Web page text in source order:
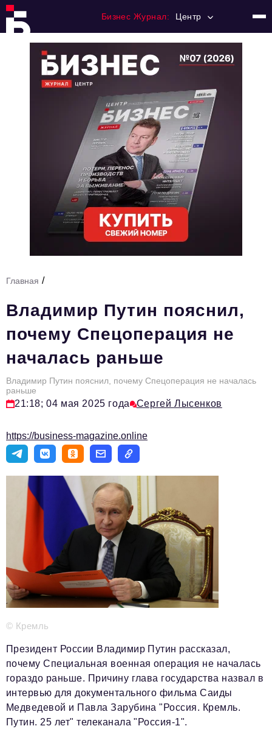
Бизнес Журнал: Центр
Регулирование
Премия "Тульский Бизнес"
История тульского предпринимательства
Тема номера
HR
Персона номера
Инфраструктура развития
Технологии и тренды
Импортозамещение
Мероприятия
Авторские материалы
Видео
Телефон редакции: +7 495 727-01-67
Электронные почты редакции:
Информационный отдел
info@business-magazine.online
reklama@business-magazine.online
Отдел распространения/редакционная подписка
podpiska@business-magazine.online
Отдел по работе с партнерами
partner@business-magazine.online
Главная /
Владимир Путин пояснил,
почему Спецоперация не
началась раньше
Владимир Путин пояснил, почему Спецоперация не началась
раньше
21:18; 04 мая 2025 года Сергей Лысенков
https://business-magazine.online
© Кремль
Президент России Владимир Путин рассказал,
почему Специальная военная операция не началась
гораздо раньше. Причину глава государства назвал в
интервью для документального фильма Саиды
Медведевой и Павла Зарубина "Россия. Кремль.
Путин. 25 лет" телеканала "Россия-1".